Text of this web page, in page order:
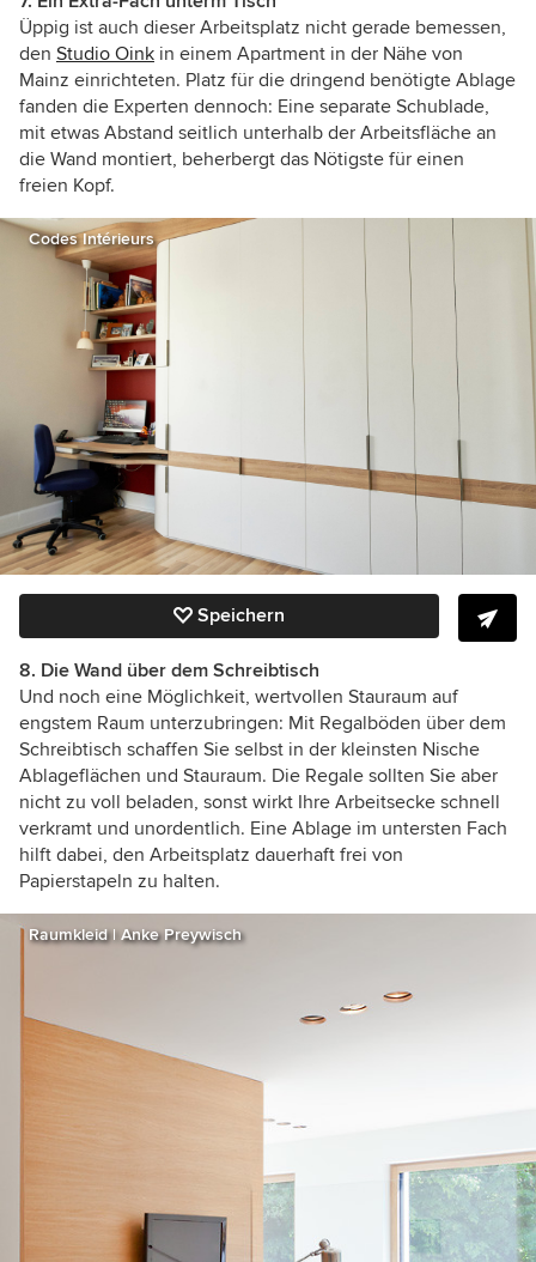
Üppig ist auch dieser Arbeitsplatz nicht gerade bemessen,
den Studio Oink in einem Apartment in der Nähe von
Mainz einrichteten. Platz für die dringend benötigte Ablage
fanden die Experten dennoch: Eine separate Schublade,
mit etwas Abstand seitlich unterhalb der Arbeitsfläche an
die Wand montiert, beherbergt das Nötigste für einen
freien Kopf.
Codes Intérieurs
Speichern
8. Die Wand über dem Schreibtisch
Und noch eine Möglichkeit, wertvollen Stauraum auf
engstem Raum unterzubringen: Mit Regalböden über dem
Schreibtisch schaffen Sie selbst in der kleinsten Nische
Ablageflächen und Stauraum. Die Regale sollten Sie aber
nicht zu voll beladen, sonst wirkt Ihre Arbeitsecke schnell
verkramt und unordentlich. Eine Ablage im untersten Fach
hilft dabei, den Arbeitsplatz dauerhaft frei von
Papierstapeln zu halten.
Raumkleid | Anke Preywisch